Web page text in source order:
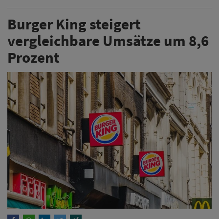
Burger King steigert
vergleichbare Umsätze um 8,6
Prozent